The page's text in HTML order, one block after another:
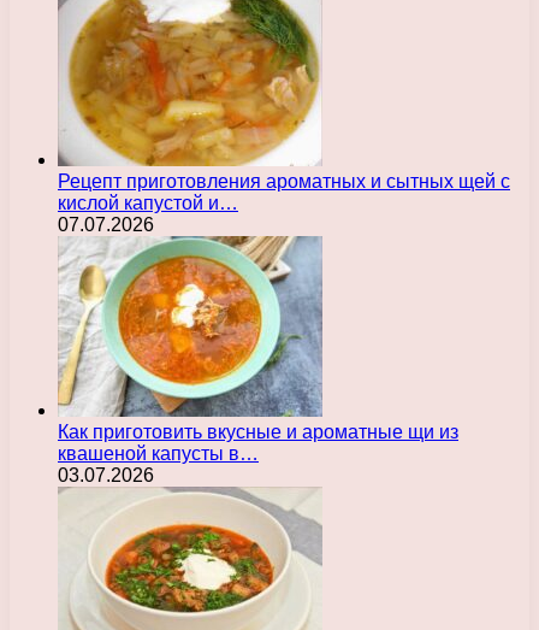
Рецепт приготовления ароматных и сытных щей с
кислой капустой и…
07.07.2026
Как приготовить вкусные и ароматные щи из
квашеной капусты в…
03.07.2026